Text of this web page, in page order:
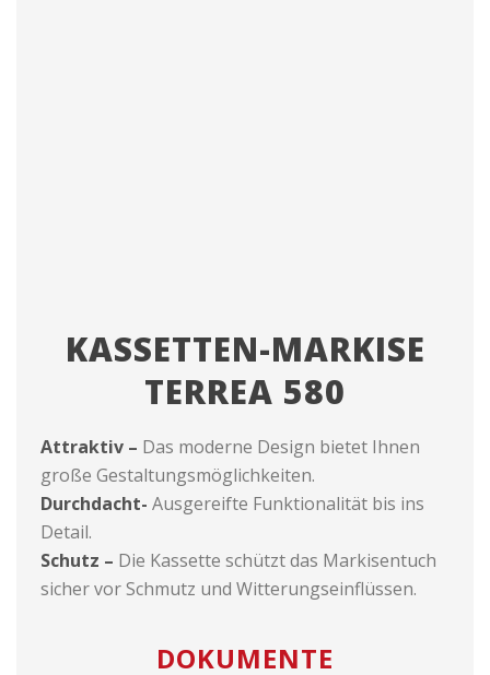
KASSETTEN-MARKISE
TERREA 580
Attraktiv – Das moderne Design bietet Ihnen
große Gestaltungsmöglichkeiten.
Durchdacht-Ausgereifte Funktionalität bis ins
Detail.
Schutz – Die Kassette schützt das Markisentuch
sicher vor Schmutz und Witterungseinflüssen.
DOKUMENTE